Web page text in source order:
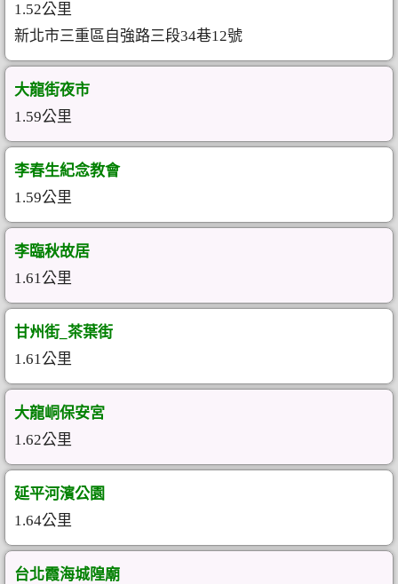
1.52公里
新北市三重區自強路三段34巷12號
大龍街夜市
1.59公里
李春生紀念教會
1.59公里
李臨秋故居
1.61公里
甘州街_茶葉街
1.61公里
大龍峒保安宮
1.62公里
延平河濱公園
1.64公里
台北霞海城隍廟